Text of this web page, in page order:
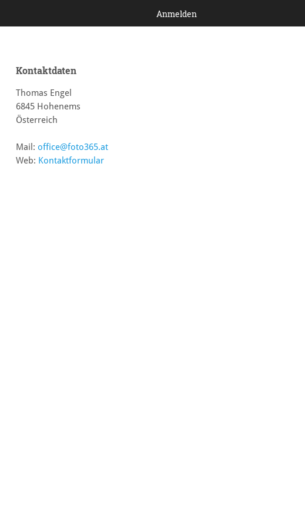
Anmelden
Kontaktdaten
Thomas Engel
6845 Hohenems
Österreich
Mail:office@foto365.at
Web: Kontaktformular